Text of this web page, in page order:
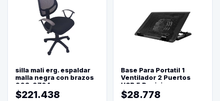
silla mali erg. espaldar
malla negra con brazos
003-0794
$221.438
Base Para Portatil 1
Ventilador 2 Puertos
USB 5 Posiciones
$28.778